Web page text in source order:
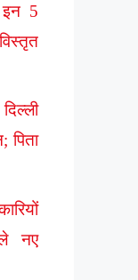
5
पिता
नए